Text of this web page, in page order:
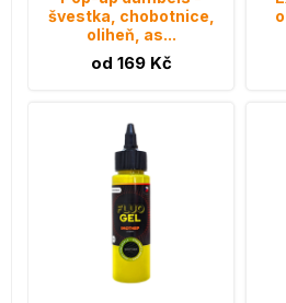
švestka, chobotnice,
oliheň, as...
od 169 Kč